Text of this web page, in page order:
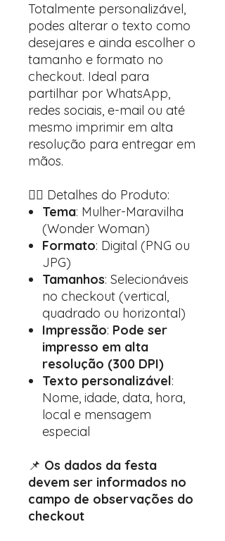
Totalmente personalizável,
podes alterar o texto como
desejares e ainda escolher o
tamanho e formato no
checkout. Ideal para
partilhar por WhatsApp,
redes sociais, e-mail ou até
mesmo imprimir em alta
resolução para entregar em
mãos.
🦸‍♀️ Detalhes do Produto:
Tema: Mulher-Maravilha
(Wonder Woman)
Formato: Digital (PNG ou
JPG)
Tamanhos: Selecionáveis
no checkout (vertical,
quadrado ou horizontal)
Impressão: Pode ser
impresso em alta
resolução (300 DPI)
Texto personalizável:
Nome, idade, data, hora,
local e mensagem
especial
📌 Os dados da festa
devem ser informados no
campo de observações do
checkout